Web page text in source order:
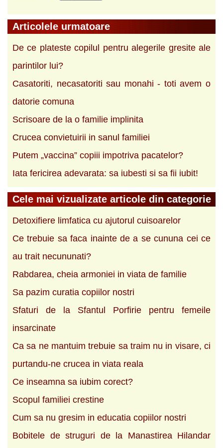
Articolele urmatoare
De ce plateste copilul pentru alegerile gresite ale
parintilor lui?
Casatoriti, necasatoriti sau monahi - toti avem o
datorie comuna
Scrisoare de la o familie implinita
Crucea convietuirii in sanul familiei
Putem „vaccina” copiii impotriva pacatelor?
Iata fericirea adevarata: sa iubesti si sa fii iubit!
Cele mai vizualizate articole din categorie
Detoxifiere limfatica cu ajutorul cuisoarelor
Ce trebuie sa faca inainte de a se cununa cei ce
au trait necununati?
Rabdarea, cheia armoniei in viata de familie
Sa pazim curatia copiilor nostri
Sfaturi de la Sfantul Porfirie pentru femeile
insarcinate
Ca sa ne mantuim trebuie sa traim nu in visare, ci
purtandu-ne crucea in viata reala
Ce inseamna sa iubim corect?
Scopul familiei crestine
Cum sa nu gresim in educatia copiilor nostri
Bobitele de struguri de la Manastirea Hilandar